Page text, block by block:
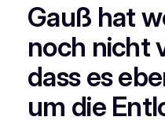
Gauß hat
noch nicht
dass es
um die